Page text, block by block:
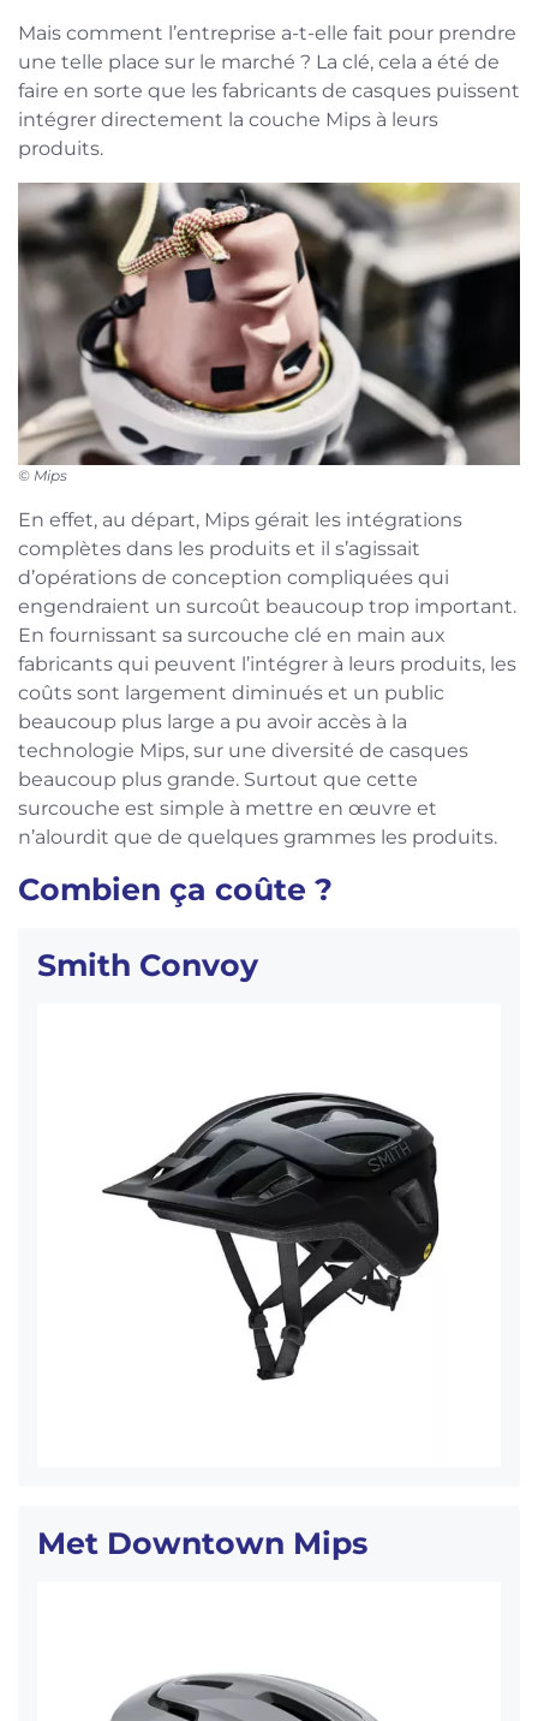
Mais comment l’entreprise a-t-elle fait pour prendre
une telle place sur le marché ? La clé, cela a été de
faire en sorte que les fabricants de casques puissent
intégrer directement la couche Mips à leurs
produits.
© Mips
En effet, au départ, Mips gérait les intégrations
complètes dans les produits et il s’agissait
d’opérations de conception compliquées qui
engendraient un surcoût beaucoup trop important.
En fournissant sa surcouche clé en main aux
fabricants qui peuvent l’intégrer à leurs produits, les
coûts sont largement diminués et un public
beaucoup plus large a pu avoir accès à la
technologie Mips, sur une diversité de casques
beaucoup plus grande. Surtout que cette
surcouche est simple à mettre en œuvre et
n’alourdit que de quelques grammes les produits.
Combien ça coûte ?
Smith Convoy
Met Downtown Mips